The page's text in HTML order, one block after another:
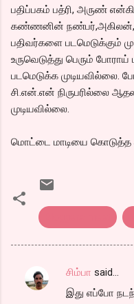
பதிப்பகம் பத்ரி, அருண்
கண்ணனின் நண்பர்,அகிலன்,
பதிவர்களை படமெடுக்கும்
உருவெடுத்து பெரும்
படமெடுக்க முடியவில்லை.
சி.என்.என் நிருபரில்லை
முடியவில்லை.
மொட்டை மாடியை கொடுத்த
C
சிம்பா said…
இது எப்போ